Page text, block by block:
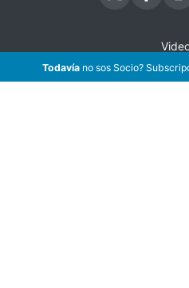
Todavíano sos Socio?